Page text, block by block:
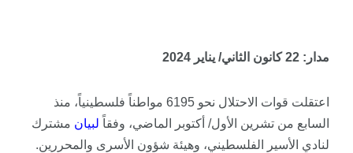
مدار: 22 كانون الثاني/ يناير 2024
اعتقلت قوات الاحتلال نحو 6195 مواطناً فلسطينياً، منذ
السابع من تشرين الأول/ أكتوبر الماضي، وفقاً لبيان مشترك
لنادي الأسير الفلسطيني، وهيئة شؤون الأسرى والمحررين.